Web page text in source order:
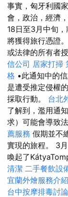
事實，匈牙利國
會，政治，經濟
18日至3月中旬
將獲得旅行憑證
或法律的所有者
信公司 居家打掃
格 •此通知中的
是遭受推定侵權
採取行動。 台北
了解到，濫用通
求）可能會導致
薦服務 假期並不
實現的旅程。 3
喚起了
清潔 二手餐飲設
宜蘭外燴服務介紹
台中按摩排毒討